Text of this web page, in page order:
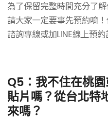
為了保留完整時間充分了
請大家一定要事先預約唷
諮詢專線或加LINE線上預約
Q5：我不住在桃
貼片嗎？從台北特
來嗎？